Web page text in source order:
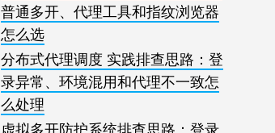
普通多开、代理工具和指纹浏览器
怎么选
分布式代理调度 实践排查思路：登
录异常、环境混用和代理不一致怎
么处理